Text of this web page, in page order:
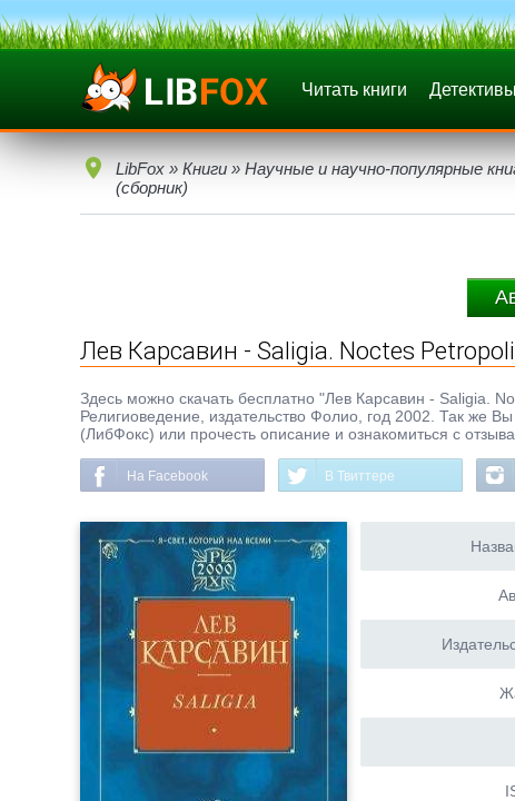
Читать книги
LibFox » Книги » Научные и научно-популярные
(сборник)
Лев Карсавин - Saligia. Noctes
Здесь можно скачать бесплатно "Лев Карсавин - Saligia.
Религиоведение, издательство Фолио, год 2002. Так же
(ЛибФокс) или прочесть описание и ознакомиться с
На Facebook В Твиттере